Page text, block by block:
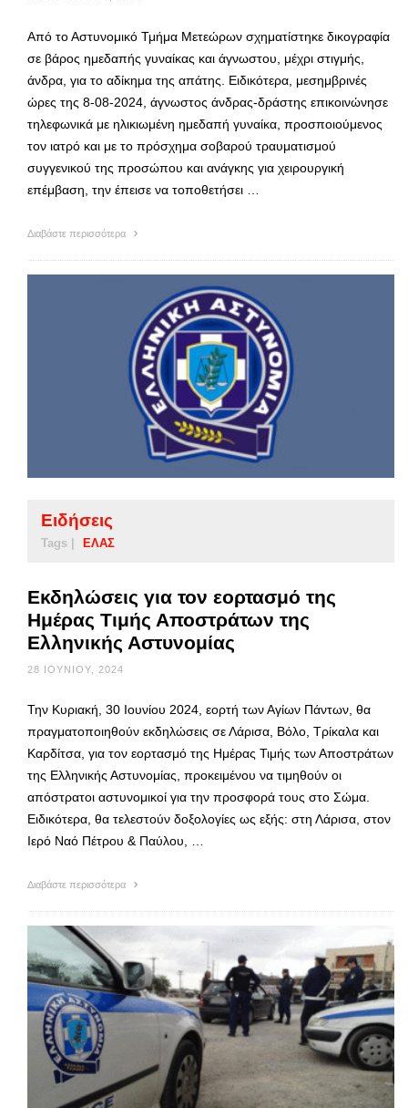
Από το Αστυνομικό Τμήμα Μετεώρων σχηματίστηκε δικογραφία
σε βάρος ημεδαπής γυναίκας και άγνωστου, μέχρι στιγμής,
άνδρα, για το αδίκημα της απάτης. Ειδικότερα, μεσημβρινές
ώρες της 8-08-2024, άγνωστος άνδρας-δράστης επικοινώνησε
τηλεφωνικά με ηλικιωμένη ημεδαπή γυναίκα, προσποιούμενος
τον ιατρό και με το πρόσχημα σοβαρού τραυματισμού
συγγενικού της προσώπου και ανάγκης για χειρουργική
επέμβαση, την έπεισε να τοποθετήσει …
Διαβάστε περισσότερα
Ειδήσεις
Tags | ΕΛΑΣ
Εκδηλώσεις για τον εορτασμό της
Ημέρας Τιμής Αποστράτων της
Ελληνικής Αστυνομίας
28 ΙΟΥΝΊΟΥ, 2024
Την Κυριακή, 30 Ιουνίου 2024, εορτή των Αγίων Πάντων, θα
πραγματοποιηθούν εκδηλώσεις σε Λάρισα, Βόλο, Τρίκαλα και
Καρδίτσα, για τον εορτασμό της Ημέρας Τιμής των Αποστράτων
της Ελληνικής Αστυνομίας, προκειμένου να τιμηθούν οι
απόστρατοι αστυνομικοί για την προσφορά τους στο Σώμα.
Ειδικότερα, θα τελεστούν δοξολογίες ως εξής: στη Λάρισα, στον
Ιερό Ναό Πέτρου & Παύλου, …
Διαβάστε περισσότερα